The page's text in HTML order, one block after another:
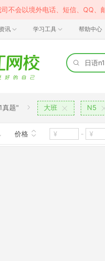
司不会以境外电话、短信、QQ、
讯 学习工具 帮助中心
真题" 大班 N5
价格 -